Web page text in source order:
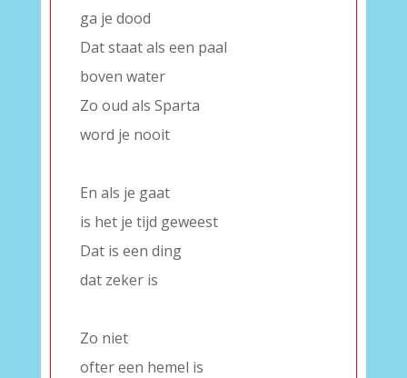
ga je dood
Dat staat als een paal
boven water
Zo oud als Sparta
word je nooit
En als je gaat
is het je tijd geweest
Dat is een ding
dat zeker is
Zo niet
ofter een hemel is